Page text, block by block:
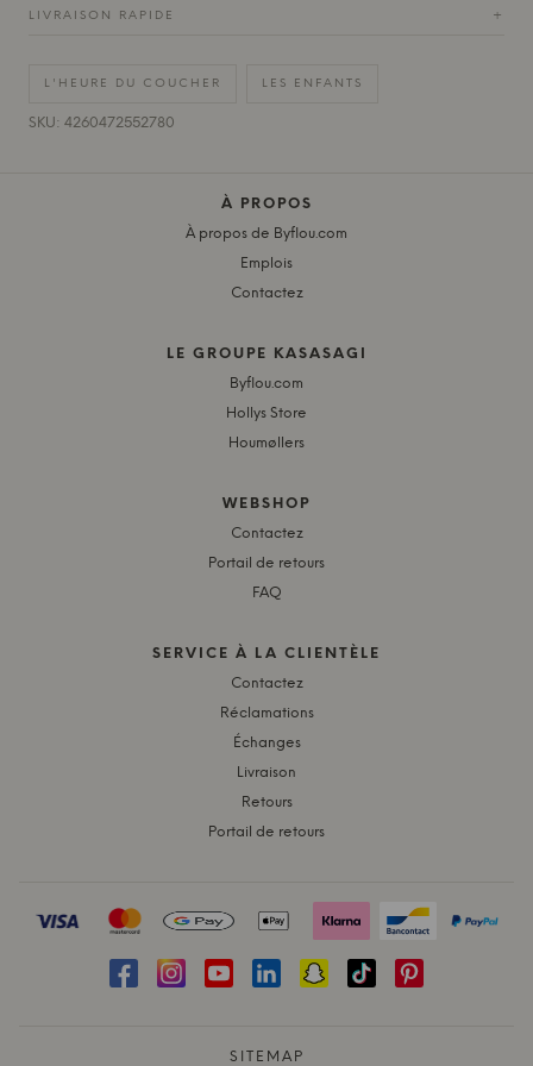
LIVRAISON RAPIDE +
L'HEURE DU COUCHER LES ENFANTS
SKU: 4260472552780
À PROPOS
À propos de Byflou.com
Emplois
Contactez
LE GROUPE KASASAGI
Byflou.com
Hollys Store
Houmøllers
WEBSHOP
Contactez
Portail de retours
FAQ
SERVICE À LA CLIENTÈLE
Contactez
Réclamations
Échanges
Livraison
Retours
Portail de retours
SITEMAP